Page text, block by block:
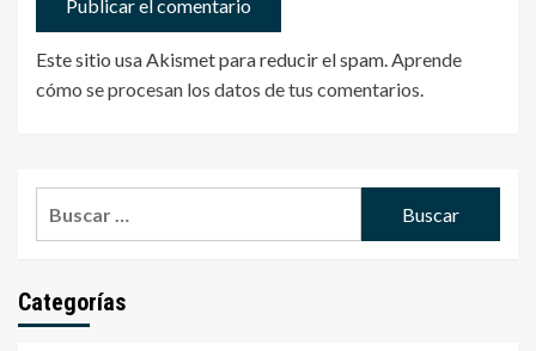
Este sitio usa Akismet para reducir el spam.Aprende
cómo se procesan los datos de tus comentarios.
Categorías